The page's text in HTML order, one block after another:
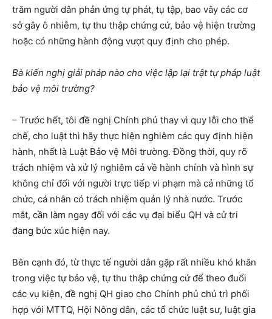
trăm người dân phản ứng tự phát, tụ tập, bao vây các cơ
sở gây ô nhiễm, tự thu thập chứng cứ, bảo vệ hiện trường
hoặc có những hành động vượt quy định cho phép.
Bà kiến nghị giải pháp nào cho việc lập lại trật tự pháp luật
bảo vệ môi trường?
– Trước hết, tôi đề nghị Chính phủ thay vì quy lỗi cho thể
chế, cho luật thì hãy thực hiện nghiêm các quy định hiện
hành, nhất là Luật Bảo vệ Môi trường. Đồng thời, quy rõ
trách nhiệm và xử lý nghiêm cả về hành chính và hình sự
không chỉ đối với người trực tiếp vi phạm mà cả những tổ
chức, cá nhân có trách nhiệm quản lý nhà nước. Trước
mắt, cần làm ngay đối với các vụ đại biểu QH và cử tri
đang bức xúc hiện nay.
Bên cạnh đó, từ thực tế người dân gặp rất nhiều khó khăn
trong việc tự bảo vệ, tự thu thập chứng cứ để theo đuổi
các vụ kiện, đề nghị QH giao cho Chính phủ chủ trì phối
hợp với MTTQ, Hội Nông dân, các tổ chức luật sư, luật gia